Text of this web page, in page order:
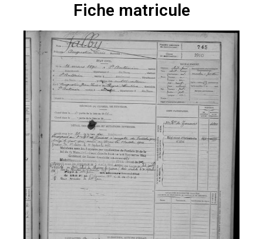
Fiche matricule